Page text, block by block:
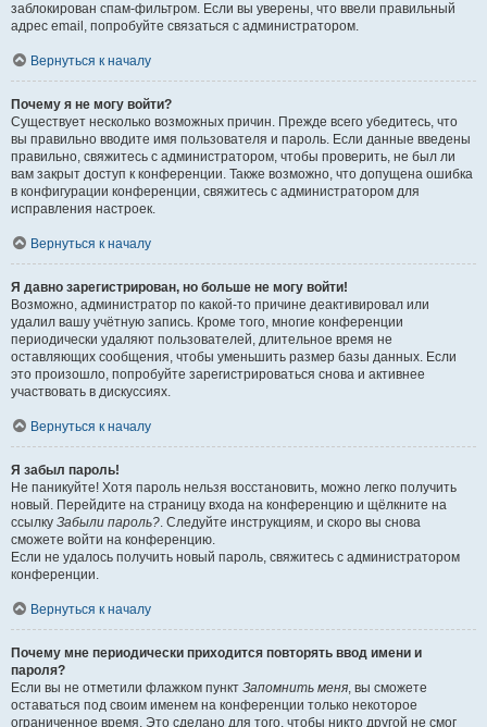
заблокирован спам-фильтром. Если вы уверены, что ввели правильный
адрес email, попробуйте связаться с администратором.
Вернуться к началу
Почему я не могу войти?
Существует несколько возможных причин. Прежде всего убедитесь, что
вы правильно вводите имя пользователя и пароль. Если данные введены
правильно, свяжитесь с администратором, чтобы проверить, не был ли
вам закрыт доступ к конференции. Также возможно, что допущена ошибка
в конфигурации конференции, свяжитесь с администратором для
исправления настроек.
Вернуться к началу
Я давно зарегистрирован, но больше не могу войти!
Возможно, администратор по какой-то причине деактивировал или
удалил вашу учётную запись. Кроме того, многие конференции
периодически удаляют пользователей, длительное время не
оставляющих сообщения, чтобы уменьшить размер базы данных. Если
это произошло, попробуйте зарегистрироваться снова и активнее
участвовать в дискуссиях.
Вернуться к началу
Я забыл пароль!
Не паникуйте! Хотя пароль нельзя восстановить, можно легко получить
новый. Перейдите на страницу входа на конференцию и щёлкните на
ссылку Забыли пароль?. Следуйте инструкциям, и скоро вы снова
сможете войти на конференцию.
Если не удалось получить новый пароль, свяжитесь с администратором
конференции.
Вернуться к началу
Почему мне периодически приходится повторять ввод имени и
пароля?
Если вы не отметили флажком пункт Запомнить меня, вы сможете
оставаться под своим именем на конференции только некоторое
ограниченное время. Это сделано для того, чтобы никто другой не смог